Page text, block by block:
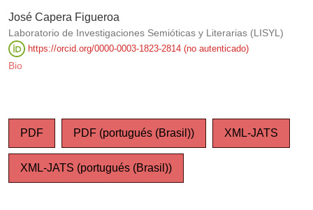
José Capera Figueroa
Laboratorio de Investigaciones Semióticas y Literarias (LISYL)
https://orcid.org/0000-0003-1823-2814 (no autenticado)
Bio
PDF PDF (portugués (Brasil)) XML-JATS
XML-JATS (portugués (Brasil))